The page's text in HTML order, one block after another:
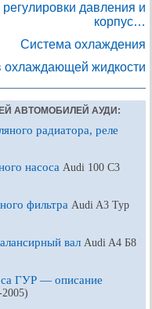
давления и
корпус…
Система охлаждения
жидкости
АВТОМОБИЛЕЙ АУДИ:
радиатора, реле
насоса Audi 100 С3
фильтра Audi A3 Typ
вал Audi A4 Б8
ГУР — описание